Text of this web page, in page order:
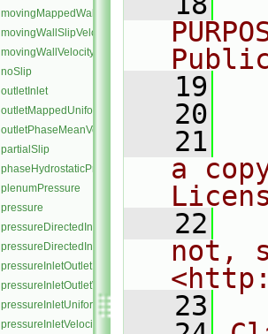
movingMappedWallVelocity
movingWallSlipVelocity
movingWallVelocity
noSlip
outletInlet
outletMappedUniformInlet
outletPhaseMeanVelocity
partialSlip
phaseHydrostaticPressure
plenumPressure
pressure
pressureDirectedInletOutletVelocity
pressureDirectedInletVelocity
pressureInletOutletParSlipVelocity
pressureInletOutletVelocity
pressureInletUniformVelocity
pressureInletVelocity
   19
   20
   21
a
   22
not,
   23